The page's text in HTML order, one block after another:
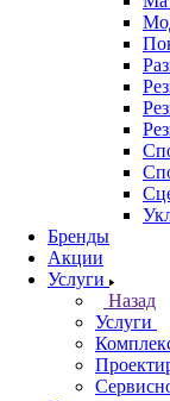
Бренды
Акции
Услуги
Назад
Услуги